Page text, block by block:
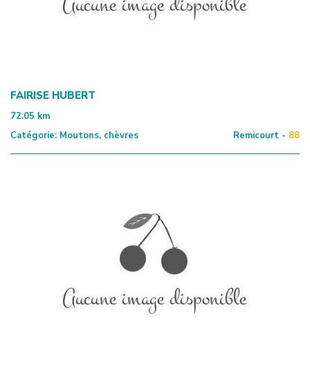
FAIRISE HUBERT
72.05 km
Catégorie: Moutons, chèvres Remicourt - 88